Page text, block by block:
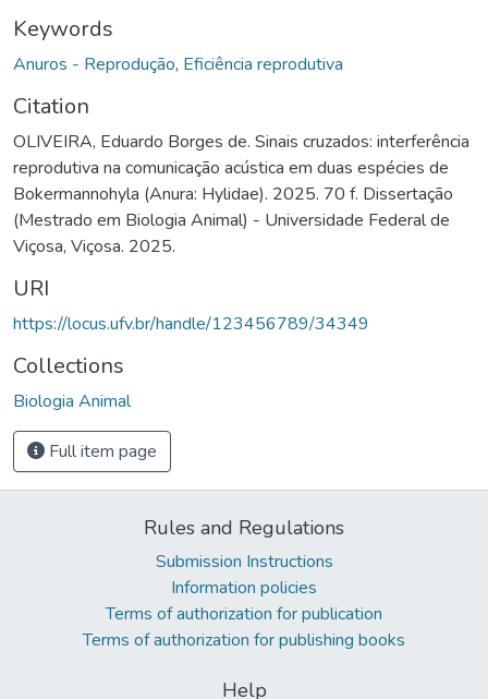
Keywords
Anuros - Reprodução, Eficiência reprodutiva
Citation
OLIVEIRA, Eduardo Borges de. Sinais cruzados: interferência
reprodutiva na comunicação acústica em duas espécies de
Bokermannohyla (Anura: Hylidae). 2025. 70 f. Dissertação
(Mestrado em Biologia Animal) - Universidade Federal de
Viçosa, Viçosa. 2025.
URI
https://locus.ufv.br/handle/123456789/34349
Collections
Biologia Animal
Full item page
Rules and Regulations
Submission Instructions
Information policies
Terms of authorization for publication
Terms of authorization for publishing books
Help